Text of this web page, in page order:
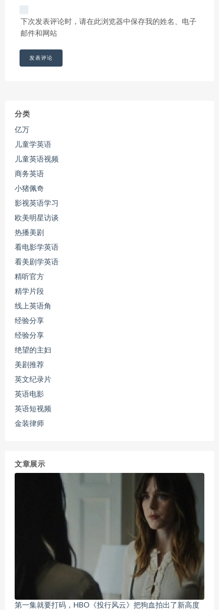
下次发表评论时，请在此浏览器中保存我的姓名、电子
邮件和网站
分类
亿万
儿童学英语
儿童英语视频
商务英语
小猪佩奇
影视英语学习
欧美明星访谈
热播美剧
看电影学英语
看美剧学英语
精听官方
精学片段
线上英语角
经验分享
经验分享
绝望的主妇
美剧推荐
英文纪录片
英语电影
英语短视频
金装律师
文章展示
第一集就要打码，HBO《投行风云》把狗血拍出了新高度